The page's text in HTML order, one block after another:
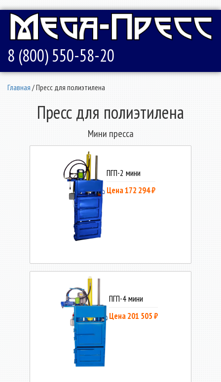
8 (800) 550-58-20
Главная / Пресс для полиэтилена
Пресс для полиэтилена
Мини пресса
ПГП-2 мини
Цена 172 294 ₽
ПГП-4 мини
Цена 201 505 ₽